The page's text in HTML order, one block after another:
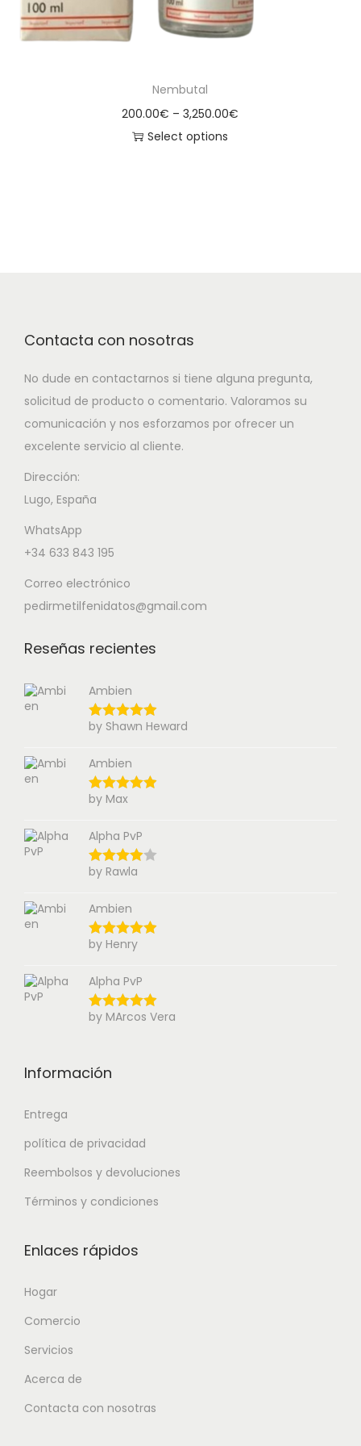
Nembutal
200.00€ – 3,250.00€
Select options
Contacta con nosotras
No dude en contactarnos si tiene alguna pregunta,
solicitud de producto o comentario. Valoramos su
comunicación y nos esforzamos por ofrecer un
excelente servicio al cliente.
Dirección:
Lugo, España
WhatsApp
+34 633 843 195
Correo electrónico
pedirmetilfenidatos@gmail.com
Reseñas recientes
Ambien
by Shawn Heward
Ambien
by Max
Alpha PvP
by Rawla
Ambien
by Henry
Alpha PvP
by MArcos Vera
Información
Entrega
política de privacidad
Reembolsos y devoluciones
Términos y condiciones
Enlaces rápidos
Hogar
Comercio
Servicios
Acerca de
Contacta con nosotras